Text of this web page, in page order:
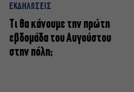
ΕΚΔΗΛΩΣΕΙΣ
Τι θα κάνουμε την πρώτη
εβδομάδα του Αυγούστου
στην πόλη;